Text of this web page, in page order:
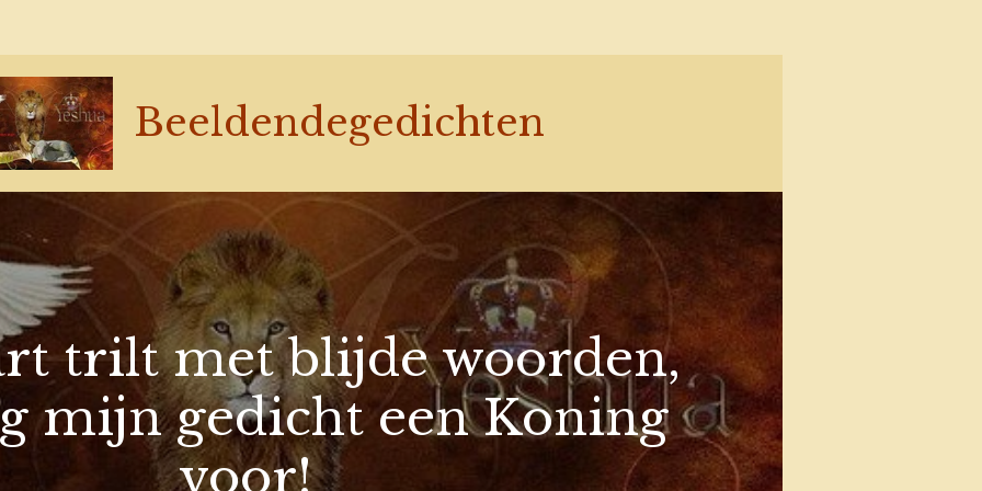
Beeldendegedichten
trilt met blijde woorden,
mijn gedicht een Koning
voor!